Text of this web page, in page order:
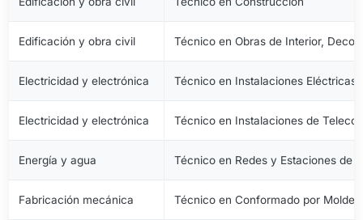
Edificación y obra civil Técnico en Obras de Interior,
Electricidad y electrónica Técnico en Instalaciones Eléctricas
Electricidad y electrónica Técnico en Instalaciones de
Energía y agua Técnico en Redes y Estaciones de
Fabricación mecánica Técnico en Conformado por